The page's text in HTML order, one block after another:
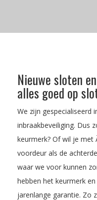
Nieuwe sloten
alles goed op
We zijn gespecialiseerd
inbraakbeveiliging. Dus
keurmerk? Of wil je
voordeur als de
waar we voor kunnen
hebben het keurmerk
jarenlange garantie. Zo